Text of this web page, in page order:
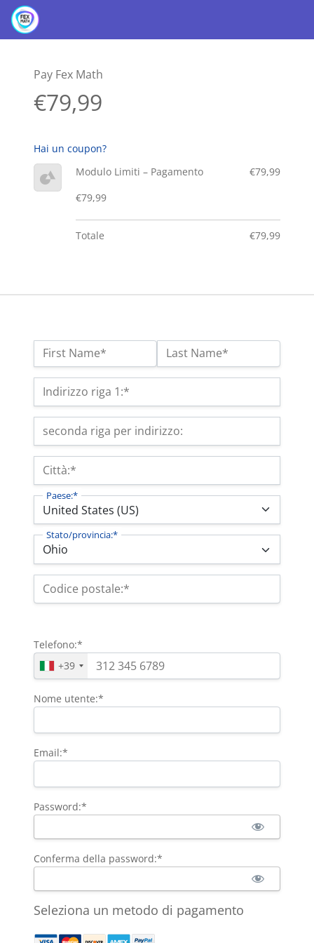
Nome:*
First Name* Last Name*
Indirizzo di fatturazione
Indirizzo riga 1:*
seconda riga per indirizzo:
Città:*
Paese:*
Stato/provincia:*
Codice postale:*
Telefono:*
+39
Nome utente:*
Email:*
Password:*
Conferma della password:*
Seleziona un metodo di pagamento
Pay Fex Math
€79,99
Hai un coupon?
Modulo Limiti – Pagamento
€79,99
€79,99
Totale €79,99